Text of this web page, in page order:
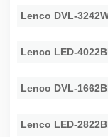
Lenco DVL-
Lenco LED-
Lenco DVL-
Lenco LED-